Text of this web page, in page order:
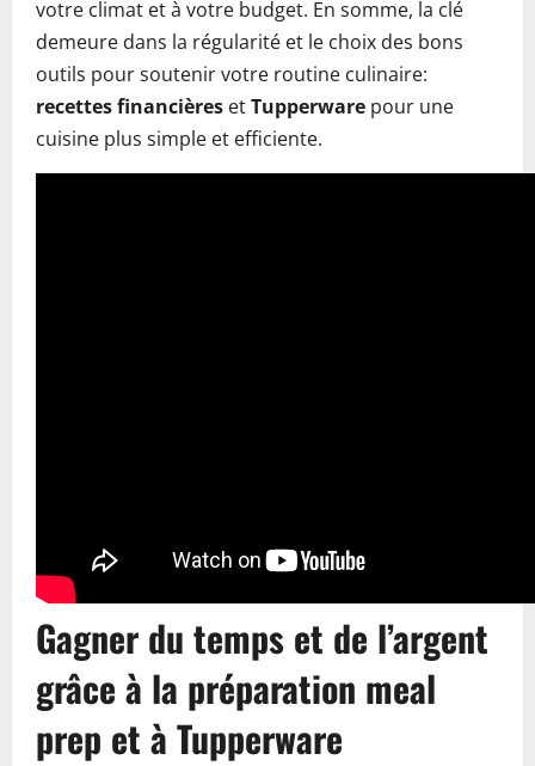
votre climat et à votre budget. En somme, la clé
demeure dans la régularité et le choix des bons
outils pour soutenir votre routine culinaire:
recettes financières etTupperware pour une
cuisine plus simple et efficiente.
Gagner du temps et de l’argent
grâce à la préparation meal
prep et à Tupperware